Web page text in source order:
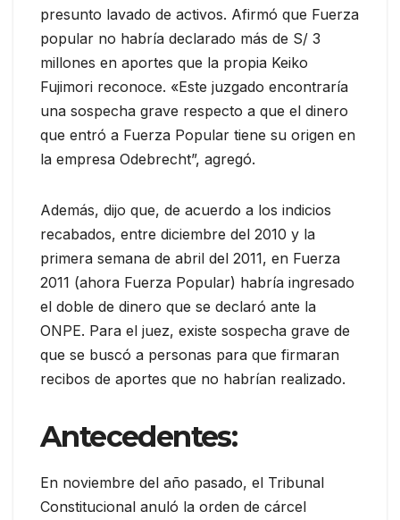
presunto lavado de activos. Afirmó que Fuerza
popular no habría declarado más de S/ 3
millones en aportes que la propia Keiko
Fujimori reconoce. «Este juzgado encontraría
una sospecha grave respecto a que el dinero
que entró a Fuerza Popular tiene su origen en
la empresa Odebrecht”, agregó.
Además, dijo que, de acuerdo a los indicios
recabados, entre diciembre del 2010 y la
primera semana de abril del 2011, en Fuerza
2011 (ahora Fuerza Popular) habría ingresado
el doble de dinero que se declaró ante la
ONPE. Para el juez, existe sospecha grave de
que se buscó a personas para que firmaran
recibos de aportes que no habrían realizado.
Antecedentes:
En noviembre del año pasado, el Tribunal
Constitucional anuló la orden de cárcel